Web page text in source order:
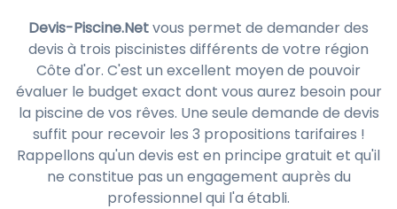
Devis-Piscine.Netvous permet de demander des
devis à trois piscinistes différents de votre région
Côte d'or. C'est un excellent moyen de pouvoir
évaluer le budget exact dont vous aurez besoin pour
la piscine de vos rêves. Une seule demande de devis
suffit pour recevoir les 3 propositions tarifaires !
Rappellons qu'un devis est en principe gratuit et qu'il
ne constitue pas un engagement auprès du
professionnel qui l'a établi.